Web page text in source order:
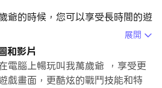
爺的時候，您可以享受長時間的遊
製重複的動作和任務。這將讓您更
集更有效。
擊或是遊戲要求重複技能移動，巨
展開
和影片
電腦上暢玩叫我萬歲爺 ，享受更
戲畫面，更酷炫的戰鬥技能和特